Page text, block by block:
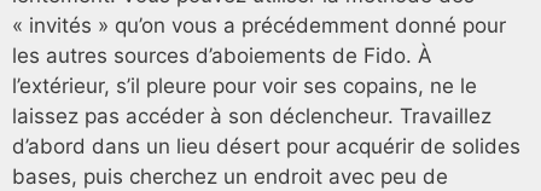
« invités » qu’on vous a précédemment donné pour
les autres sources d’aboiements de Fido. À
l’extérieur, s’il pleure pour voir ses copains, ne le
laissez pas accéder à son déclencheur. Travaillez
d’abord dans un lieu désert pour acquérir de solides
bases, puis cherchez un endroit avec peu de